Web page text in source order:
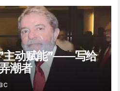
主动赋能”——写给
潮者